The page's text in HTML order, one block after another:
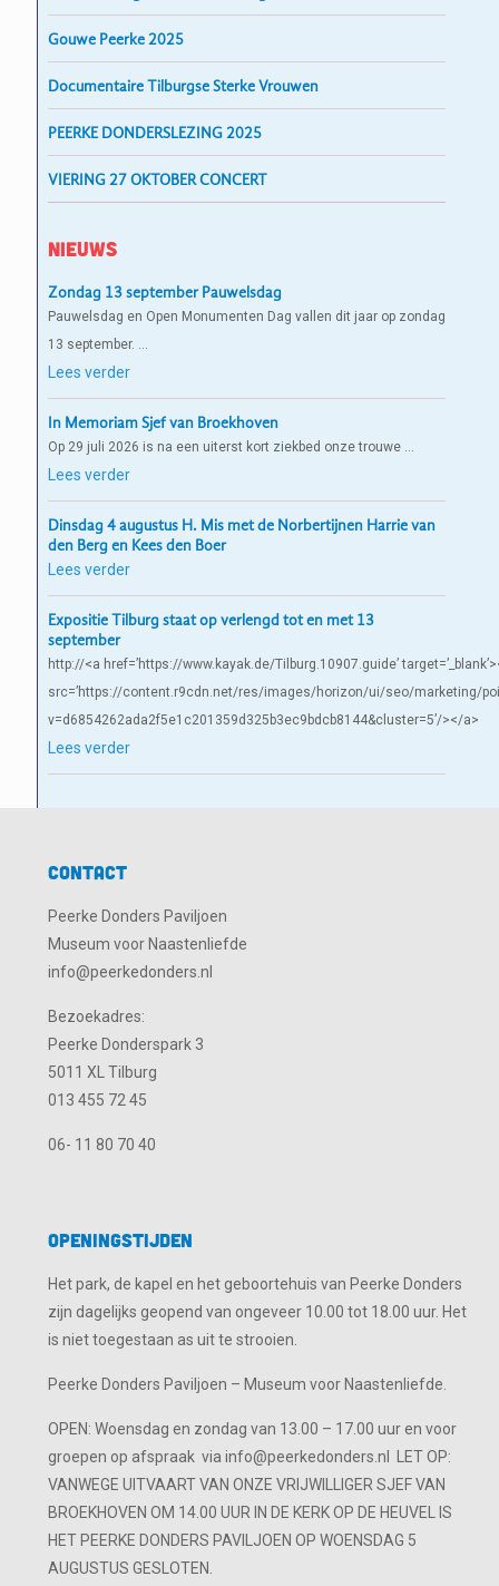
Gouwe Peerke 2025
Documentaire Tilburgse Sterke Vrouwen
PEERKE DONDERSLEZING 2025
VIERING 27 OKTOBER CONCERT
Nieuws
Zondag 13 september Pauwelsdag
Pauwelsdag en Open Monumenten Dag vallen dit jaar op zondag
13 september. …
Lees verder
In Memoriam Sjef van Broekhoven
Op 29 juli 2026 is na een uiterst kort ziekbed onze trouwe …
Lees verder
Dinsdag 4 augustus H. Mis met de Norbertijnen Harrie van
den Berg en Kees den Boer
Lees verder
Expositie Tilburg staat op verlengd tot en met 13
september
http://<a href=’https://www.kayak.de/Tilburg.10907.guide’
src=’https://content.r9cdn.net/res/images/horizon/ui/seo/marketing/
v=d6854262ada2f5e1c201359d325b3ec9bdcb8144&cluster=5’/></a>
Lees verder
Contact
Peerke Donders Paviljoen
Museum voor Naastenliefde
info@peerkedonders.nl
Bezoekadres:
Peerke Donderspark 3
5011 XL Tilburg
013 455 72 45
06- 11 80 70 40
Openingstijden
Het park, de kapel en het geboortehuis van Peerke Donders
zijn dagelijks geopend van ongeveer 10.00 tot 18.00 uur. Het
is niet toegestaan as uit te strooien.
Peerke Donders Paviljoen – Museum voor Naastenliefde.
OPEN: Woensdag en zondag van 13.00 – 17.00 uur en voor
groepen op afspraak via info@peerkedonders.nl LET OP:
VANWEGE UITVAART VAN ONZE VRIJWILLIGER SJEF VAN
BROEKHOVEN OM 14.00 UUR IN DE KERK OP DE HEUVEL IS
HET PEERKE DONDERS PAVILJOEN OP WOENSDAG 5
AUGUSTUS GESLOTEN.